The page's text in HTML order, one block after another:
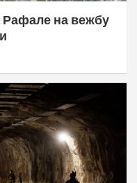
Рафале на вежбу